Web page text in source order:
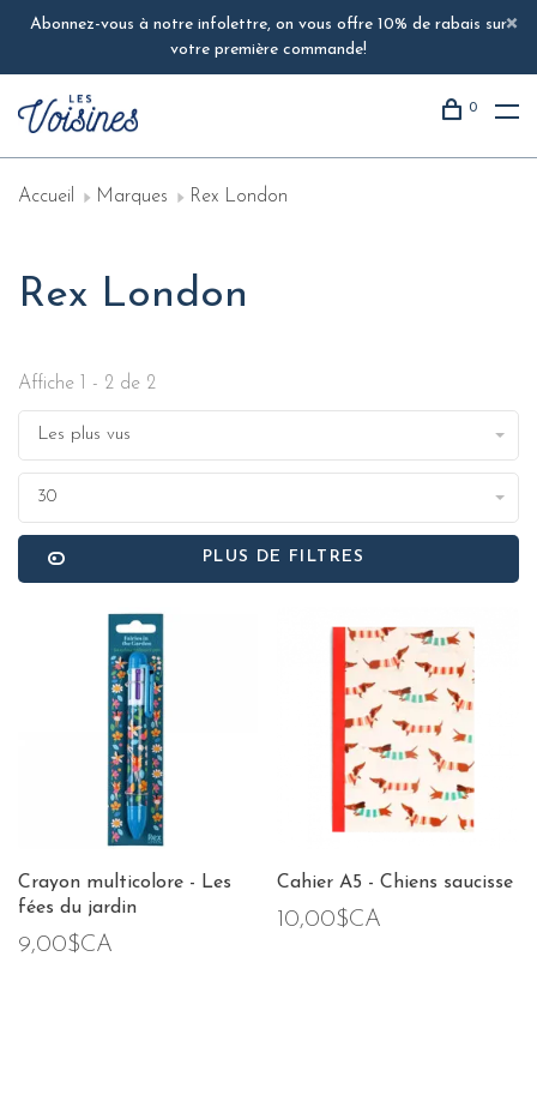
Abonnez-vous à notre infolettre, on vous offre 10% de rabais sur
votre première commande!
0
Accueil Marques Rex London
Rex London
Affiche 1 - 2 de 2
Les plus vus
30
PLUS DE FILTRES
Crayon multicolore - Les
fées du jardin
9,00$CA
Cahier A5 - Chiens saucisse
10,00$CA